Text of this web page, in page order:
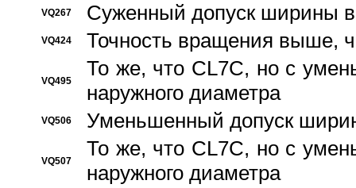
VQ267 Суженный допуск ширины
VQ424 Точность вращения выше,
VQ495
То же, что CL7C, но с
наружного диаметра
VQ506 Уменьшенный допуск
VQ507
То же, что CL7C, но с
наружного диаметра